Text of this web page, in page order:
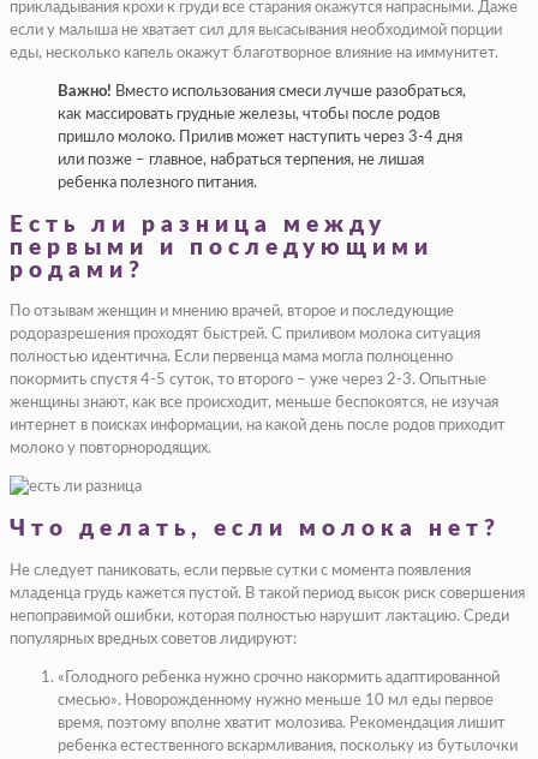
прикладывания крохи к груди все старания окажутся напрасными. Даже
если у малыша не хватает сил для высасывания необходимой порции
еды, несколько капель окажут благотворное влияние на иммунитет.
Важно! Вместо использования смеси лучше разобраться,
как массировать грудные железы, чтобы после родов
пришло молоко. Прилив может наступить через 3-4 дня
или позже – главное, набраться терпения, не лишая
ребенка полезного питания.
Есть ли разница между
первыми и последующими
родами?
По отзывам женщин и мнению врачей, второе и последующие
родоразрешения проходят быстрей. С приливом молока ситуация
полностью идентична. Если первенца мама могла полноценно
покормить спустя 4-5 суток, то второго – уже через 2-3. Опытные
женщины знают, как все происходит, меньше беспокоятся, не изучая
интернет в поисках информации, на какой день после родов приходит
молоко у повторнородящих.
Что делать, если молока нет?
Не следует паниковать, если первые сутки с момента появления
младенца грудь кажется пустой. В такой период высок риск совершения
непоправимой ошибки, которая полностью нарушит лактацию. Среди
популярных вредных советов лидируют:
«Голодного ребенка нужно срочно накормить адаптированной
смесью». Новорожденному нужно меньше 10 мл еды первое
время, поэтому вполне хватит молозива. Рекомендация лишит
ребенка естественного вскармливания, поскольку из бутылочки